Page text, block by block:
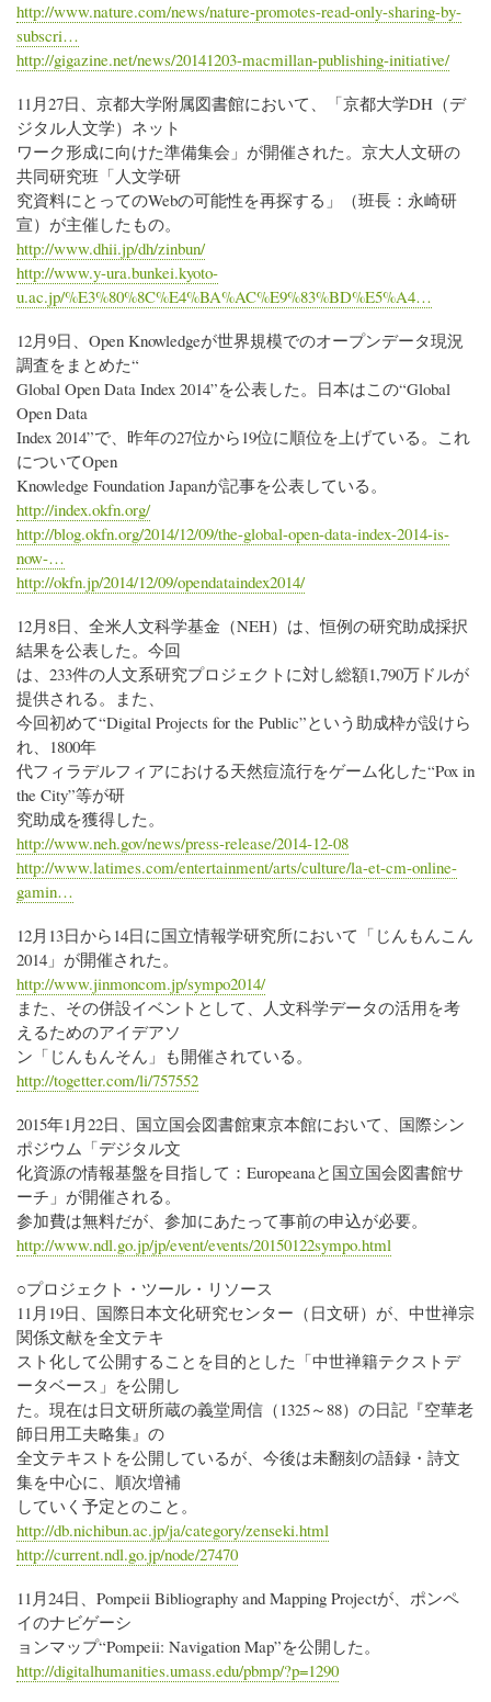
http://www.nature.com/news/nature-promotes-read-only-sharing-by-
subscri…
http://gigazine.net/news/20141203-macmillan-publishing-initiative/
11月27日、京都大学附属図書館において、「京都大学DH（デ
ジタル人文学）ネット
ワーク形成に向けた準備集会」が開催された。京大人文研の
共同研究班「人文学研
究資料にとってのWebの可能性を再探する」（班長：永崎研
宣）が主催したもの。
http://www.dhii.jp/dh/zinbun/
http://www.y-ura.bunkei.kyoto-
u.ac.jp/%E3%80%8C%E4%BA%AC%E9%83%BD%E5%A4…
12月9日、Open Knowledgeが世界規模でのオープンデータ現況
調査をまとめた“
Global Open Data Index 2014”を公表した。日本はこの“Global
Open Data
Index 2014”で、昨年の27位から19位に順位を上げている。これ
についてOpen
Knowledge Foundation Japanが記事を公表している。
http://index.okfn.org/
http://blog.okfn.org/2014/12/09/the-global-open-data-index-2014-is-
now-…
http://okfn.jp/2014/12/09/opendataindex2014/
12月8日、全米人文科学基金（NEH）は、恒例の研究助成採択
結果を公表した。今回
は、233件の人文系研究プロジェクトに対し総額1,790万ドルが
提供される。また、
今回初めて“Digital Projects for the Public”という助成枠が設けら
れ、1800年
代フィラデルフィアにおける天然痘流行をゲーム化した“Pox in
the City”等が研
究助成を獲得した。
http://www.neh.gov/news/press-release/2014-12-08
http://www.latimes.com/entertainment/arts/culture/la-et-cm-online-
gamin…
12月13日から14日に国立情報学研究所において「じんもんこん
2014」が開催された。
http://www.jinmoncom.jp/sympo2014/
また、その併設イベントとして、人文科学データの活用を考
えるためのアイデアソ
ン「じんもんそん」も開催されている。
http://togetter.com/li/757552
2015年1月22日、国立国会図書館東京本館において、国際シン
ポジウム「デジタル文
化資源の情報基盤を目指して：Europeanaと国立国会図書館サ
ーチ」が開催される。
参加費は無料だが、参加にあたって事前の申込が必要。
http://www.ndl.go.jp/jp/event/events/20150122sympo.html
○プロジェクト・ツール・リソース
11月19日、国際日本文化研究センター（日文研）が、中世禅宗
関係文献を全文テキ
スト化して公開することを目的とした「中世禅籍テクストデ
ータベース」を公開し
た。現在は日文研所蔵の義堂周信（1325～88）の日記『空華老
師日用工夫略集』の
全文テキストを公開しているが、今後は未翻刻の語録・詩文
集を中心に、順次増補
していく予定とのこと。
http://db.nichibun.ac.jp/ja/category/zenseki.html
http://current.ndl.go.jp/node/27470
11月24日、Pompeii Bibliography and Mapping Projectが、ポンペ
イのナビゲーシ
ョンマップ“Pompeii: Navigation Map”を公開した。
http://digitalhumanities.umass.edu/pbmp/?p=1290